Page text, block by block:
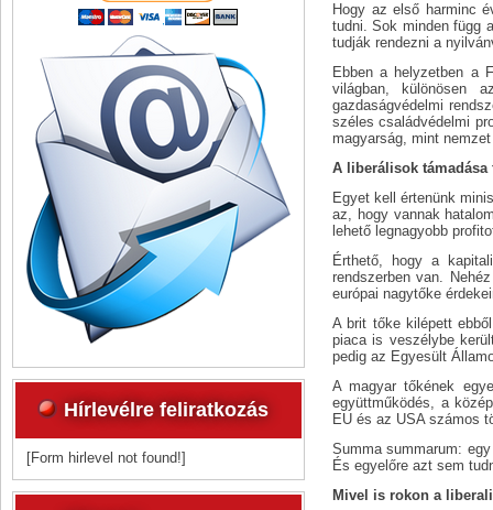
Hírlevélre feliratkozás
[Form hirlevel not found!]
Hogy az első harminc
tudni. Sok minden függ
tudják rendezni a
Ebben a helyzetben a
világban, különösen
gazdaságvédelmi
széles családvédelmi
magyarság, mint
A liberálisok
Egyet kell értenünk
az, hogy vannak
lehető legnagyobb
Érthető, hogy a
rendszerben van.
európai nagytőke
A brit tőke kilépett
piaca is veszélybe
pedig az Egyesült
A magyar tőkének
együttműködés, a
EU és az USA számos
Summa summarum:
És egyelőre azt sem
Mivel is rokon a